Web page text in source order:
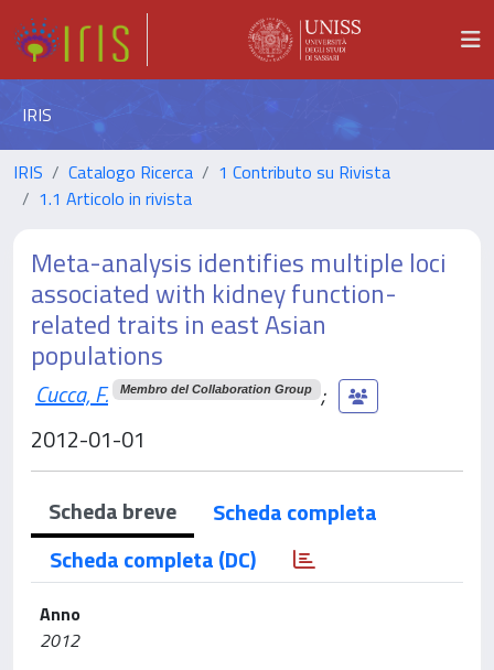
IRIS
IRIS Catalogo Ricerca
1 Contributo su Rivista
1.1 Articolo in rivista
Meta-analysis identifies multiple loci
associated with kidney function-
related traits in east Asian
populations
Cucca, F. Membro del Collaboration Group
;
2012-01-01
Scheda breve
Scheda completa
Scheda completa (DC)
Anno
2012